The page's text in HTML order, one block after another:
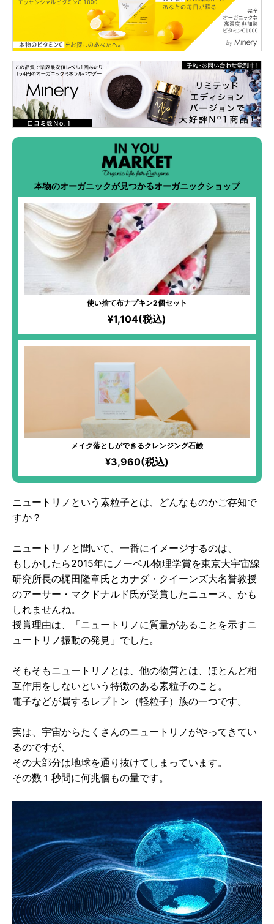
本物のオーガニックが見つかるオーガニックショップ
使い捨て布ナプキン2個セット
¥1,104(税込)
メイク落としができるクレンジング石鹸
¥3,960(税込)
ニュートリノという素粒子とは、どんなものかご存知で
すか？
ニュートリノと聞いて、一番にイメージするのは、
もしかしたら2015年にノーベル物理学賞を東京大宇宙線
研究所長の梶田隆章氏とカナダ・クイーンズ大名誉教授
のアーサー・マクドナルド氏が受賞したニュース、かも
しれませんね。
授賞理由は、「ニュートリノに質量があることを示すニ
ュートリノ振動の発見」でした。
そもそもニュートリノとは、他の物質とは、ほとんど相
互作用をしないという特徴のある素粒子のこと。
電子などが属するレプトン（軽粒子）族の一つです。
実は、宇宙からたくさんのニュートリノがやってきてい
るのですが、
その大部分は地球を通り抜けてしまっています。
その数１秒間に何兆個もの量です。